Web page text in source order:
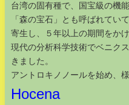
台湾の固有種で、国宝級の機
「森の宝石」とも呼ばれてい
寄生し、５年以上の期間をか
現代の分析科学技術でベニク
きました。
アントロキノノールを始め、
Hocena